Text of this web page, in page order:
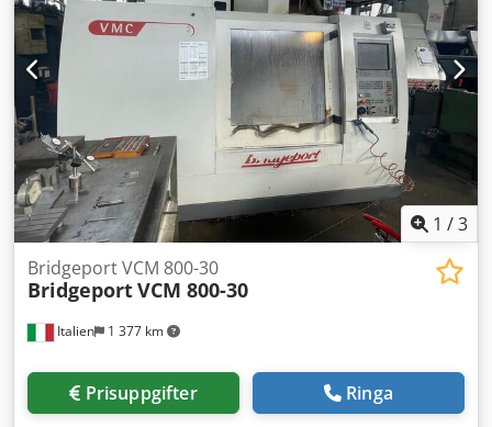
1 /3
Italien 1 377 km
Bridgeport VCM 800-30
BridgeportVCM 800-30
Prisuppgifter Ringa